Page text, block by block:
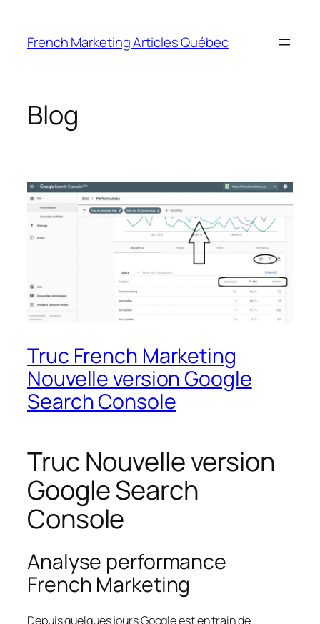
content
French Marketing Articles Québec
Blog
Truc French Marketing
Nouvelle version Google
Search Console
Truc Nouvelle version
Google Search
Console
Analyse performance
French Marketing
Depuis quelques jours Google est en train de